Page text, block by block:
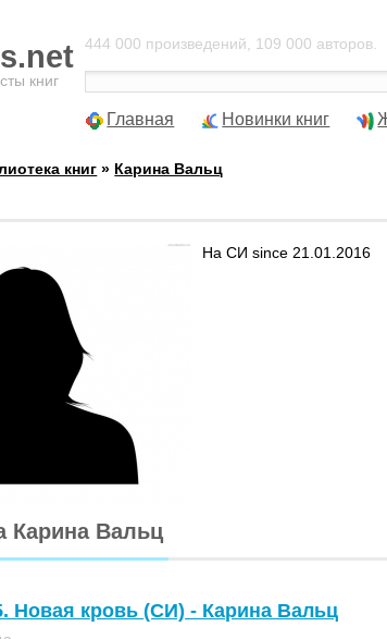
книг
444 000 произведений, 109 000 авторов.
Главная Новинки книг
книг » Карина Вальц
На СИ since 21.01.2016
Карина Вальц
Новая кровь (СИ) - Карина Вальц